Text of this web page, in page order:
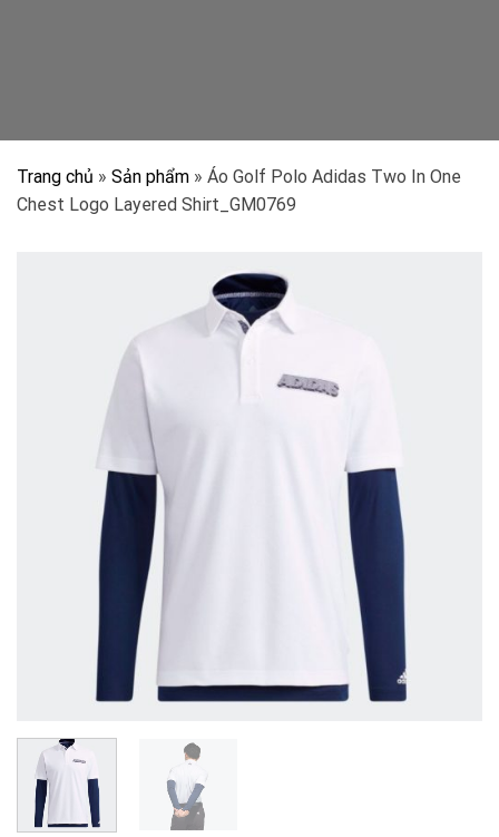
Trang chủ » Sản phẩm » Áo Golf Polo Adidas Two In One
Chest Logo Layered Shirt_GM0769